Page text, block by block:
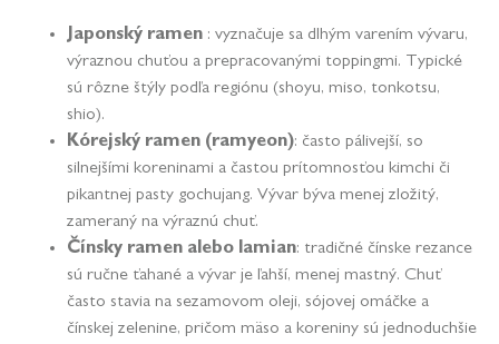
Japonský ramen : vyznačuje sa dlhým varením vývaru,
výraznou chuťou a prepracovanými toppingmi. Typické
sú rôzne štýly podľa regiónu (shoyu, miso, tonkotsu,
shio).
Kórejský ramen (ramyeon): často pálivejší, so
silnejšími koreninami a častou prítomnosťou kimchi či
pikantnej pasty gochujang. Vývar býva menej zložitý,
zameraný na výraznú chuť.
Čínsky ramen alebo lamian: tradičné čínske rezance
sú ručne ťahané a vývar je ľahší, menej mastný. Chuť
často stavia na sezamovom oleji, sójovej omáčke a
čínskej zelenine, pričom mäso a koreniny sú jednoduchšie